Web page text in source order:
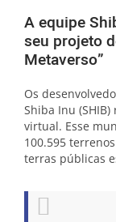
A equipe
seu projeto
Metaverso”
Os
Shiba Inu
virtual. Esse
100.595
terras públicas